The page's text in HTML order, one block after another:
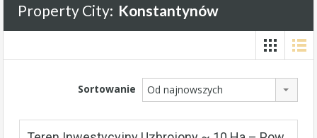
Property City: Konstantynów
Sortowanie Od najnowszych